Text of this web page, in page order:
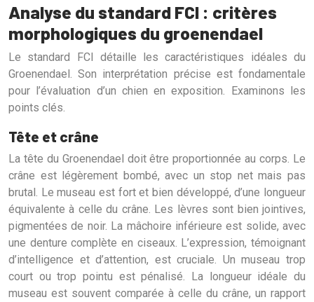
Analyse du standard FCI : critères
morphologiques du groenendael
Le standard FCI détaille les caractéristiques idéales du
Groenendael. Son interprétation précise est fondamentale
pour l’évaluation d’un chien en exposition. Examinons les
points clés.
Tête et crâne
La tête du Groenendael doit être proportionnée au corps. Le
crâne est légèrement bombé, avec un stop net mais pas
brutal. Le museau est fort et bien développé, d’une longueur
équivalente à celle du crâne. Les lèvres sont bien jointives,
pigmentées de noir. La mâchoire inférieure est solide, avec
une denture complète en ciseaux. L’expression, témoignant
d’intelligence et d’attention, est cruciale. Un museau trop
court ou trop pointu est pénalisé. La longueur idéale du
museau est souvent comparée à celle du crâne, un rapport